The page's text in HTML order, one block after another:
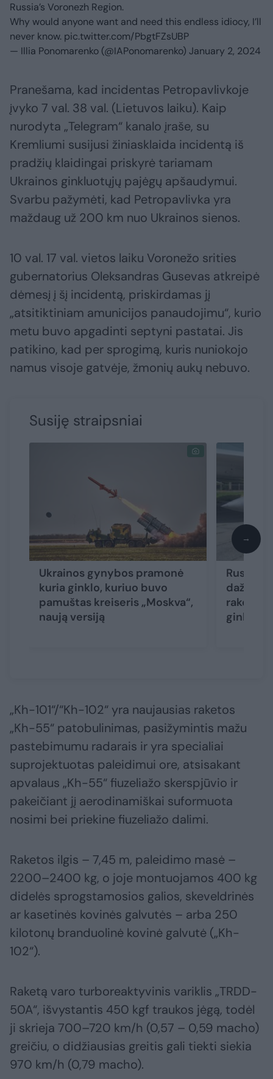
Russia’s Voronezh Region.
Why would anyone want and need this endless idiocy, I’ll
never know. pic.twitter.com/PbgtFZsUBP
— Illia Ponomarenko (@IAPonomarenko) January 2, 2024
Pranešama, kad incidentas Petropavlivkoje
įvyko 7 val. 38 val. (Lietuvos laiku). Kaip
nurodyta „Telegram“ kanalo įraše, su
Kremliumi susijusi žiniasklaida incidentą iš
pradžių klaidingai priskyrė tariamam
Ukrainos ginkluotųjų pajėgų apšaudymui.
Svarbu pažymėti, kad Petropavlivka yra
maždaug už 200 km nuo Ukrainos sienos.
10 val. 17 val. vietos laiku Voronežo srities
gubernatorius Oleksandras Gusevas atkreipė
dėmesį į šį incidentą, priskirdamas jį
„atsitiktiniam amunicijos panaudojimu“, kurio
metu buvo apgadinti septyni pastatai. Jis
patikino, kad per sprogimą, kuris nuniokojo
namus visoje gatvėje, žmonių aukų nebuvo.
Susiję straipsniai
Ukrainos gynybos pramonė
kuria ginklo, kuriuo buvo
pamuštas kreiseris „Moskva“,
naują versiją
Rusijos
dažnai
raketa
ginklus
→
„Kh-101“/“Kh-102“ yra naujausias raketos
„Kh-55“ patobulinimas, pasižymintis mažu
pastebimumu radarais ir yra specialiai
suprojektuotas paleidimui ore, atsisakant
apvalaus „Kh-55“ fiuzeliažo skerspjūvio ir
pakeičiant jį aerodinamiškai suformuota
nosimi bei priekine fiuzeliažo dalimi.
Raketos ilgis – 7,45 m, paleidimo masė –
2200–2400 kg, o joje montuojamos 400 kg
didelės sprogstamosios galios, skeveldrinės
ar kasetinės kovinės galvutės – arba 250
kilotonų branduolinė kovinė galvutė („Kh-
102“).
Raketą varo turboreaktyvinis variklis „TRDD-
50A“, išvystantis 450 kgf traukos jėgą, todėl
ji skrieja 700–720 km/h (0,57 – 0,59 macho)
greičiu, o didžiausias greitis gali tiekti siekia
970 km/h (0,79 macho).